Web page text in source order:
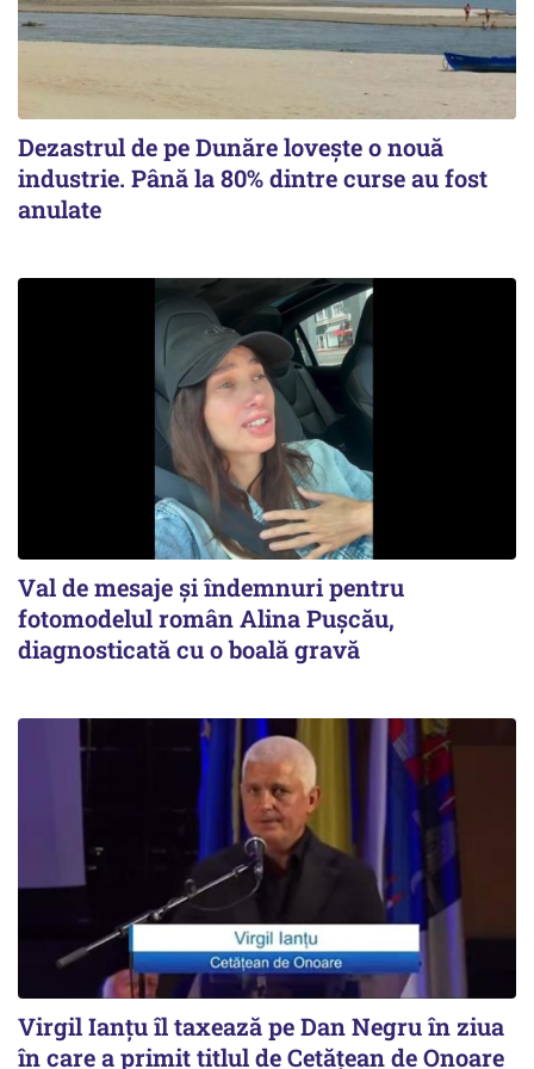
Dezastrul de pe Dunăre lovește o nouă
industrie. Până la 80% dintre curse au fost
anulate
Val de mesaje și îndemnuri pentru
fotomodelul român Alina Pușcău,
diagnosticată cu o boală gravă
Virgil Ianțu îl taxează pe Dan Negru în ziua
în care a primit titlul de Cetățean de Onoare